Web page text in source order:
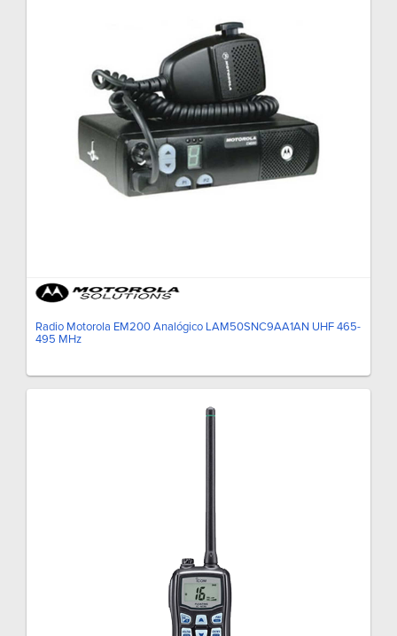
Radio Motorola EM200 Analógico LAM50SNC9AA1AN UHF 465-
495 MHz